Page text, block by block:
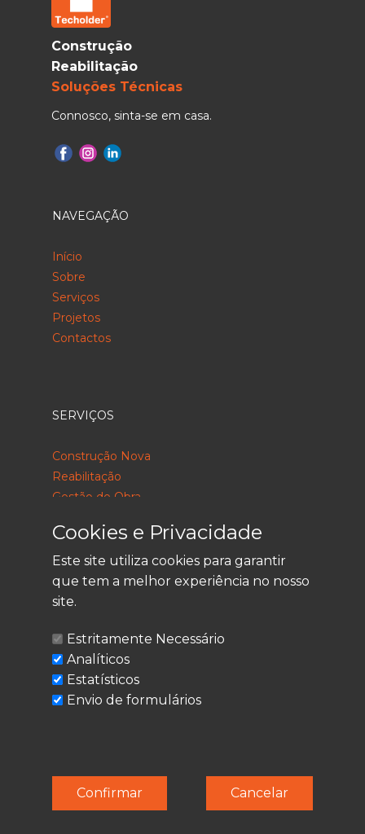
Construção
Reabilitação
Soluções Técnicas
Connosco, sinta-se em casa.
NAVEGAÇÃO
Início
Sobre
Serviços
Projetos
Contactos
SERVIÇOS
Construção Nova
Reabilitação
Gestão de Obra
LEGAL
Política de Privacidade
Termos de Utilização
Cookies
© Techolder. Todos os direitos reservados.
SmashLine
Cookies e Privacidade
Este site utiliza cookies para garantir
que tem a melhor experiência no nosso
site.
Estritamente Necessário
Analíticos
Estatísticos
Envio de formulários
Cancelar
Confirmar